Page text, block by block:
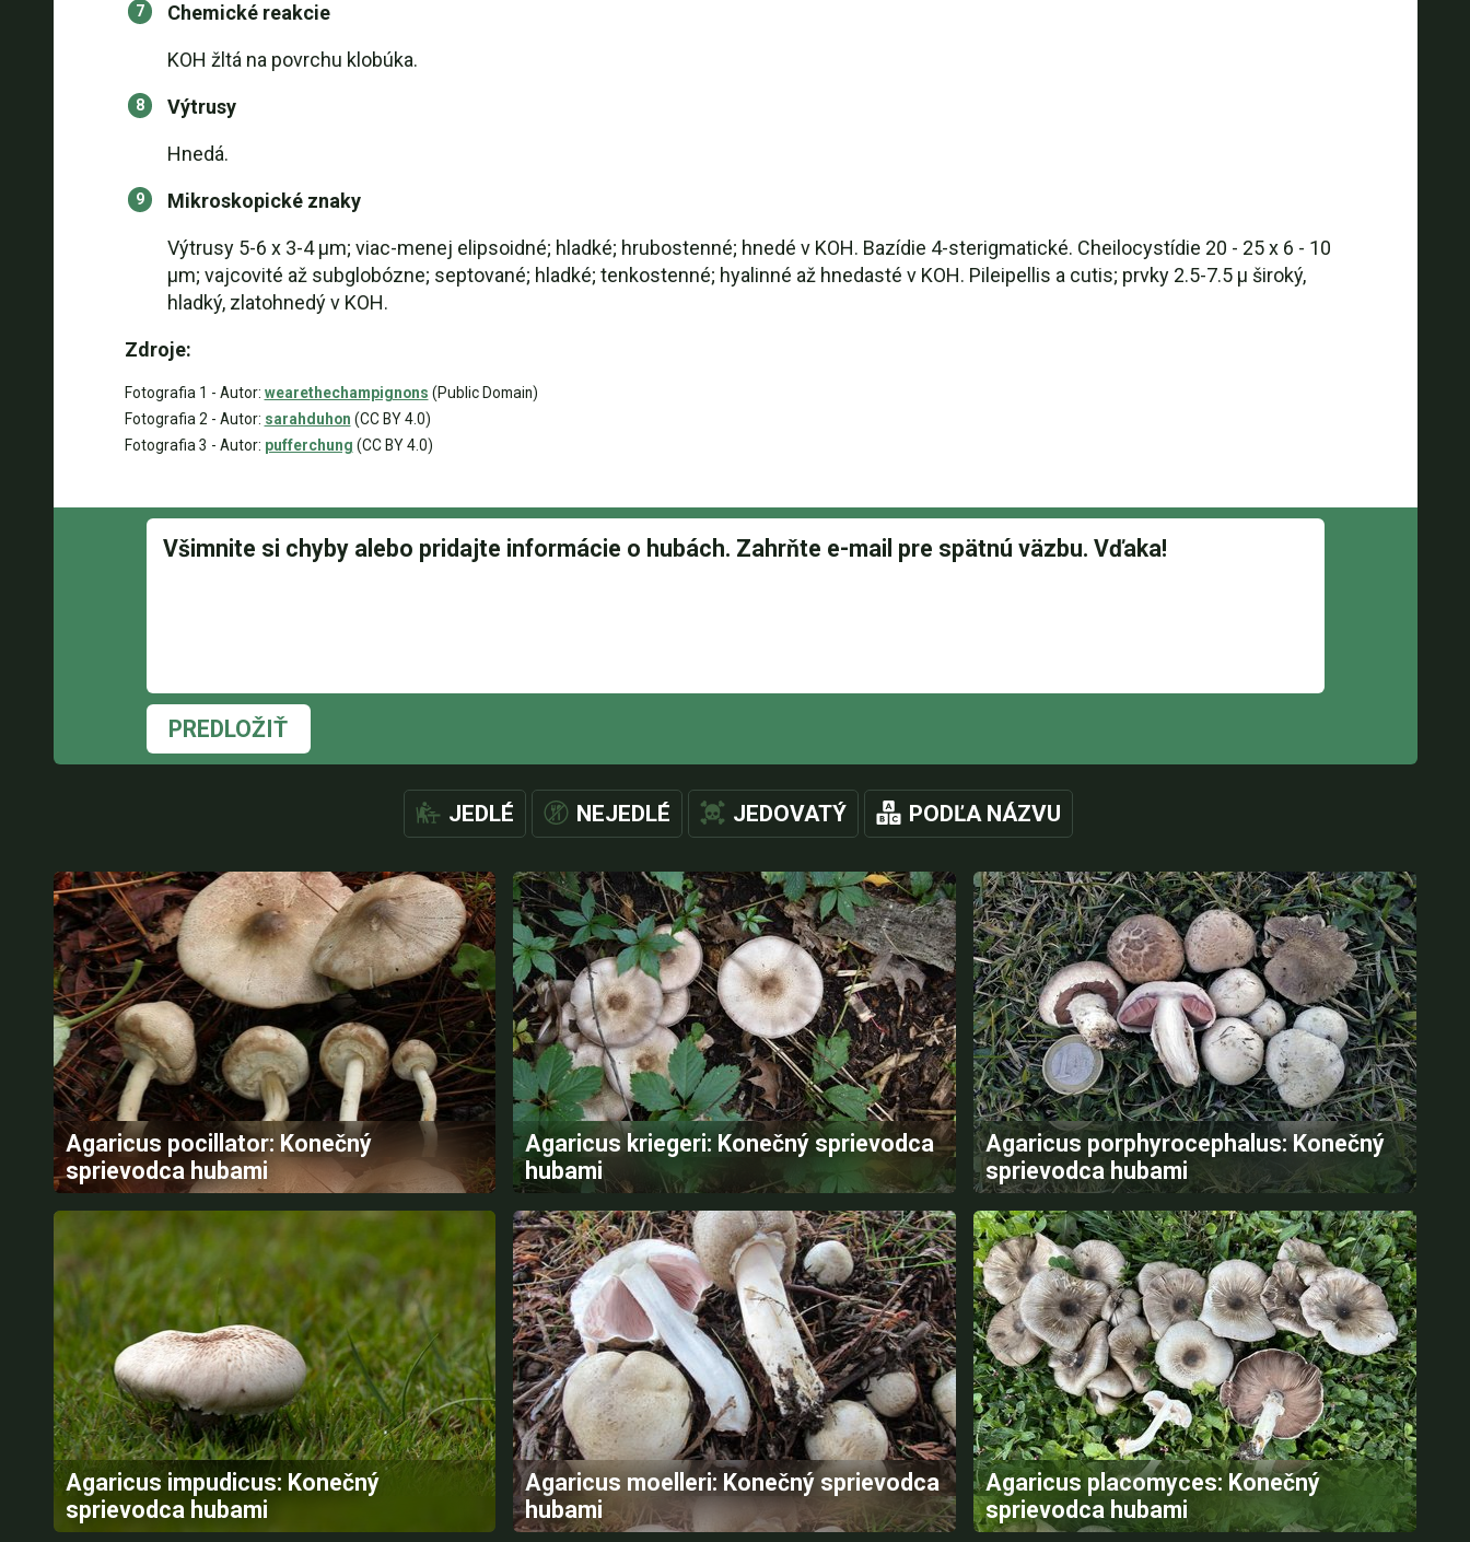
Chemické reakcie
KOH žltá na povrchu klobúka.
Výtrusy
Hnedá.
Mikroskopické znaky
Výtrusy 5-6 x 3-4 µm; viac-menej elipsoidné; hladké; hrubostenné; hnedé v KOH. Bazídie 4-sterigmatické. Cheilocystídie 20 - 25 x 6 - 10
µm; vajcovité až subglobózne; septované; hladké; tenkostenné; hyalinné až hnedasté v KOH. Pileipellis a cutis; prvky 2.5-7.5 µ široký,
hladký, zlatohnedý v KOH.
Zdroje:
Fotografia 1 - Autor: wearethechampignons (Public Domain)
Fotografia 2 - Autor: sarahduhon (CC BY 4.0)
Fotografia 3 - Autor: pufferchung (CC BY 4.0)
PREDLOŽIŤ
JEDLÉ NEJEDLÉ JEDOVATÝ PODĽA NÁZVU
Agaricus pocillator: Konečný
sprievodca hubami
Agaricus kriegeri: Konečný sprievodca
hubami
Agaricus porphyrocephalus: Konečný
sprievodca hubami
Agaricus impudicus: Konečný
sprievodca hubami
Agaricus moelleri: Konečný sprievodca
hubami
Agaricus placomyces: Konečný
sprievodca hubami